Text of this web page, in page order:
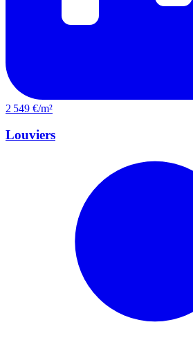
2 549 €/m²
Louviers